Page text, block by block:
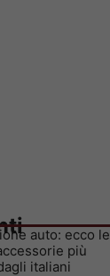
auto: ecco le
più
italiani